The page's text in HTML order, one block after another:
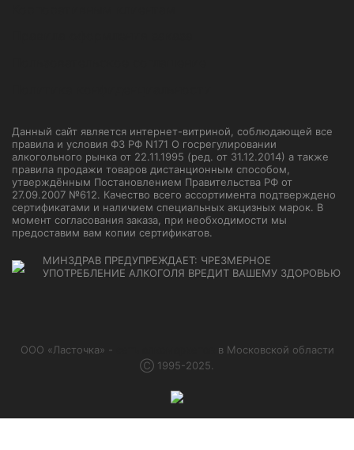
Данный сайт является интернет-витриной, соблюдающей все
правила и условия ФЗ РФ N171 О госрегулировании
алкогольного рынка от 22.11.1995 (ред. от 31.12.2014) а также
правила продажи товаров дистанционным способом,
утверждённым Постановлением Правительства РФ от
27.09.2007 №612. Качество всего ассортимента подтверждено
сертификатами и наличием специальных акцизных марок. В
момент согласования заказа, при необходимости мы
предоставим вам копии сертификатов.
МИНЗДРАВ ПРЕДУПРЕЖДАЕТ: ЧРЕЗМЕРНОЕ
УПОТРЕБЛЕНИЕ АЛКОГОЛЯ ВРЕДИТ ВАШЕМУ ЗДОРОВЬЮ
ООО «Ласточка» -
в Московской области
Ⓒ 1995-2025.